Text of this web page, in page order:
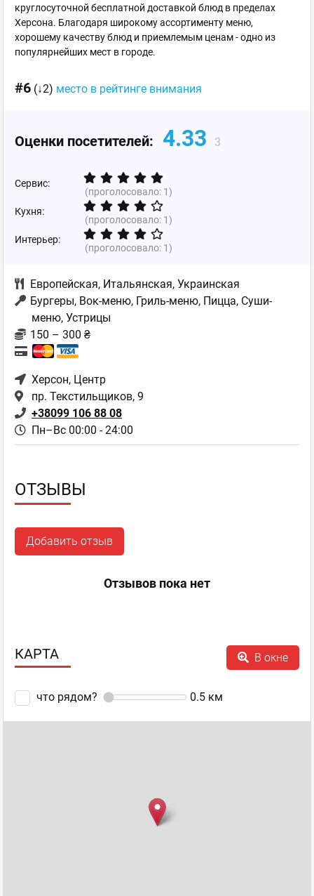
круглосуточной бесплатной доставкой блюд в пределах
Херсона. Благодаря широкому ассортименту меню,
хорошему качеству блюд и приемлемым ценам - одно из
популярнейших мест в городе.
#6 (↓2) место в рейтинге внимания
Оценки посетителей: 4.33 3
Сервис:
(проголосовало: 1)
Кухня:
(проголосовало: 1)
Интерьер:
(проголосовало: 1)
Европейская, Итальянская, Украинская
Бургеры, Вок-меню, Гриль-меню, Пицца, Суши-
меню, Устрицы
150 – 300 ₴
Херсон, Центр
пр. Текстильщиков, 9
+38099 106 88 08
Пн–Вс 00:00 - 24:00
ОТЗЫВЫ
Добавить отзыв
Отзывов пока нет
КАРТА В окне
что рядом? 0.5 км